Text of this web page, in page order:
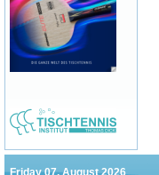
Friday 07. August 2026